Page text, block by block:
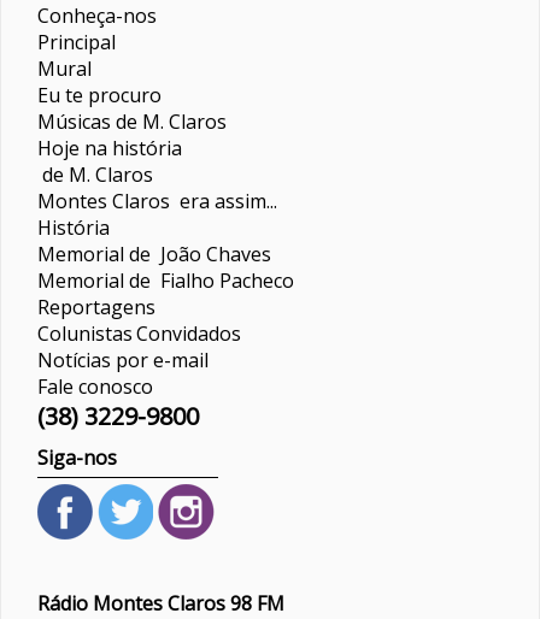
Conheça-nos
Principal
Mural
Eu te procuro
Músicas de M. Claros
Hoje na história
de M. Claros
Montes Claros era assim...
História
Memorial de João Chaves
Memorial de Fialho Pacheco
Reportagens
ColunistasConvidados
Notícias por e-mail
Fale conosco
(38) 3229-9800
Siga-nos
Rádio Montes Claros 98 FM